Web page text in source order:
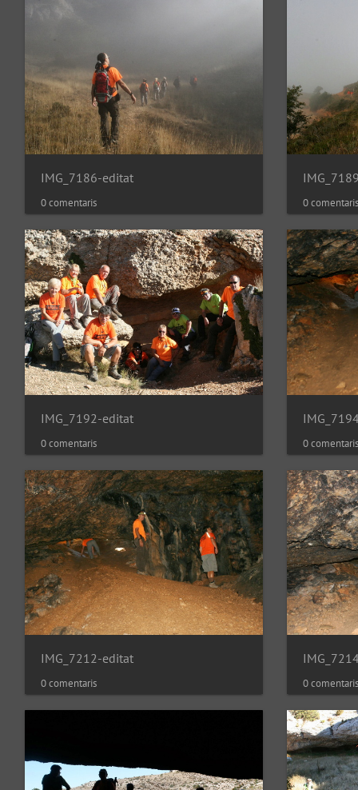
IMG_7186-editat
0 comentaris 0 comentaris
IMG_7192-editat
0 comentaris 0 comentaris
IMG_7212-editat
0 comentaris 0 comentaris